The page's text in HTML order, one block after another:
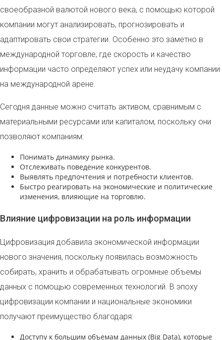
своеобразной валютой нового века, с помощью которой
компании могут анализировать, прогнозировать и
адаптировать свои стратегии. Особенно это заметно в
международной торговле, где скорость и качество
информации часто определяют успех или неудачу компании
на международной арене.
Сегодня данные можно считать активом, сравнимым с
материальными ресурсами или капиталом, поскольку они
позволяют компаниям:
Понимать динамику рынка.
Отслеживать поведение конкурентов.
Выявлять предпочтения и потребности клиентов.
Быстро реагировать на экономические и политические
изменения, влияющие на торговлю.
Влияние цифровизации на роль информации
Цифровизация добавила экономической информации
нового значения, поскольку появилась возможность
собирать, хранить и обрабатывать огромные объемы
данных с помощью современных технологий. В эпоху
цифровизации компании и национальные экономики
получают преимущество благодаря:
Доступу к большим объемам данных (Big Data), которые